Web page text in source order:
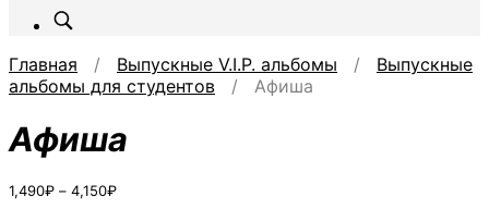
Главная / Выпускные V.I.P. альбомы / Выпускные
альбомы для студентов / Афиша
Афиша
1,490₽ – 4,150₽Диапазон